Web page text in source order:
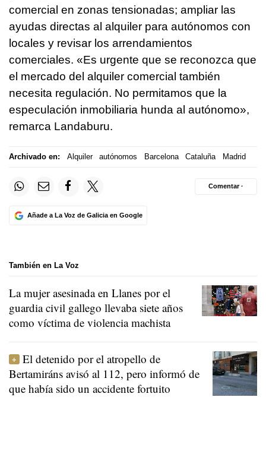
comercial en zonas tensionadas; ampliar las
ayudas directas al alquiler para autónomos con
locales y revisar los arrendamientos
comerciales. «Es urgente que se reconozca que
el mercado del alquiler comercial también
necesita regulación. No permitamos que la
especulación inmobiliaria hunda al autónomo»,
remarca Landaburu.
Archivado en: Alquiler autónomos Barcelona Cataluña Madrid
Añade a La Voz de Galicia en Google
Comentar ·
También en La Voz
La mujer asesinada en Llanes por el
guardia civil gallego llevaba siete años
como víctima de violencia machista
El detenido por el atropello de
Bertamiráns avisó al 112, pero informó de
que había sido un accidente fortuito